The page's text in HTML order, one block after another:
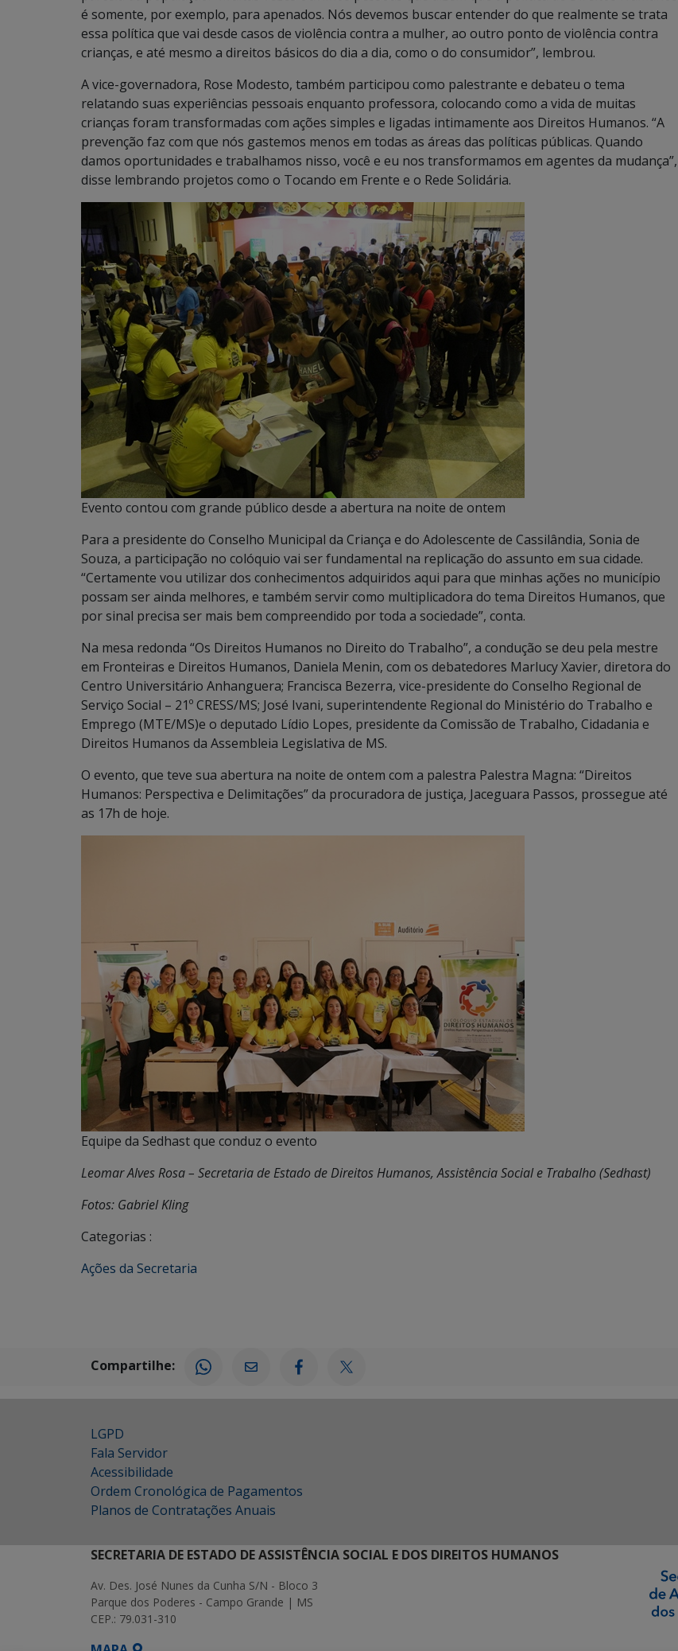
é somente, por exemplo, para apenados. Nós devemos buscar entender do que realmente se trata
essa política que vai desde casos de violência contra a mulher, ao outro ponto de violência contra
crianças, e até mesmo a direitos básicos do dia a dia, como o do consumidor”, lembrou.
A vice-governadora, Rose Modesto, também participou como palestrante e debateu o tema
relatando suas experiências pessoais enquanto professora, colocando como a vida de muitas
crianças foram transformadas com ações simples e ligadas intimamente aos Direitos Humanos. “A
prevenção faz com que nós gastemos menos em todas as áreas das políticas públicas. Quando
damos oportunidades e trabalhamos nisso, você e eu nos transformamos em agentes da mudança”,
disse lembrando projetos como o Tocando em Frente e o Rede Solidária.
Evento contou com grande público desde a abertura na noite de ontem
Para a presidente do Conselho Municipal da Criança e do Adolescente de Cassilândia, Sonia de
Souza, a participação no colóquio vai ser fundamental na replicação do assunto em sua cidade.
“Certamente vou utilizar dos conhecimentos adquiridos aqui para que minhas ações no município
possam ser ainda melhores, e também servir como multiplicadora do tema Direitos Humanos, que
por sinal precisa ser mais bem compreendido por toda a sociedade”, conta.
Na mesa redonda “Os Direitos Humanos no Direito do Trabalho”, a condução se deu pela mestre
em Fronteiras e Direitos Humanos, Daniela Menin, com os debatedores Marlucy Xavier, diretora do
Centro Universitário Anhanguera; Francisca Bezerra, vice-presidente do Conselho Regional de
Serviço Social – 21º CRESS/MS; José Ivani, superintendente Regional do Ministério do Trabalho e
Emprego (MTE/MS)e o deputado Lídio Lopes, presidente da Comissão de Trabalho, Cidadania e
Direitos Humanos da Assembleia Legislativa de MS.
O evento, que teve sua abertura na noite de ontem com a palestra Palestra Magna: “Direitos
Humanos: Perspectiva e Delimitações” da procuradora de justiça, Jaceguara Passos, prossegue até
as 17h de hoje.
Equipe da Sedhast que conduz o evento
Leomar Alves Rosa – Secretaria de Estado de Direitos Humanos, Assistência Social e Trabalho (Sedhast)
Fotos: Gabriel Kling
Categorias :
Ações da Secretaria
Compartilhe:
LGPD
Fala Servidor
Acessibilidade
Ordem Cronológica de Pagamentos
Planos de Contratações Anuais
SECRETARIA DE ESTADO DE ASSISTÊNCIA SOCIAL E DOS DIREITOS HUMANOS
Av. Des. José Nunes da Cunha S/N - Bloco 3
Parque dos Poderes - Campo Grande | MS
CEP.: 79.031-310